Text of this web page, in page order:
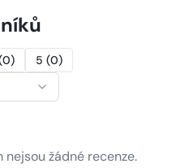
0) 5 (0)
žádné recenze.